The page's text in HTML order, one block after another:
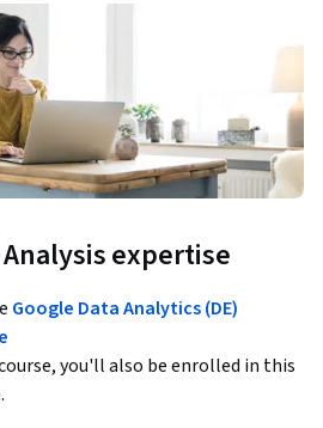
expertise
Google Data Analytics (DE)
you'll also be enrolled in this